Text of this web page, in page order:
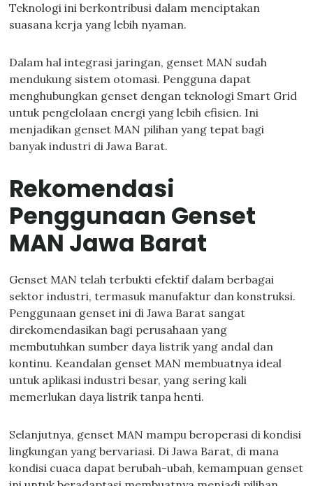
Teknologi ini berkontribusi dalam menciptakan
suasana kerja yang lebih nyaman.
Dalam hal integrasi jaringan, genset MAN sudah
mendukung sistem otomasi. Pengguna dapat
menghubungkan genset dengan teknologi Smart Grid
untuk pengelolaan energi yang lebih efisien. Ini
menjadikan genset MAN pilihan yang tepat bagi
banyak industri di Jawa Barat.
Rekomendasi
Penggunaan Genset
MAN Jawa Barat
Genset MAN telah terbukti efektif dalam berbagai
sektor industri, termasuk manufaktur dan konstruksi.
Penggunaan genset ini di Jawa Barat sangat
direkomendasikan bagi perusahaan yang
membutuhkan sumber daya listrik yang andal dan
kontinu. Keandalan genset MAN membuatnya ideal
untuk aplikasi industri besar, yang sering kali
memerlukan daya listrik tanpa henti.
Selanjutnya, genset MAN mampu beroperasi di kondisi
lingkungan yang bervariasi. Di Jawa Barat, di mana
kondisi cuaca dapat berubah-ubah, kemampuan genset